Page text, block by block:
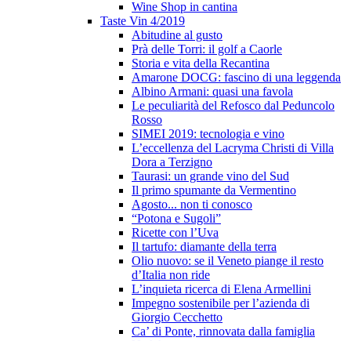
Wine Shop in cantina
Taste Vin 4/2019
Abitudine al gusto
Prà delle Torri: il golf a Caorle
Storia e vita della Recantina
Amarone DOCG: fascino di una leggenda
Albino Armani: quasi una favola
Le peculiarità del Refosco dal Peduncolo
Rosso
SIMEI 2019: tecnologia e vino
L’eccellenza del Lacryma Christi di Villa
Dora a Terzigno
Taurasi: un grande vino del Sud
Il primo spumante da Vermentino
Agosto... non ti conosco
“Potona e Sugoli”
Ricette con l’Uva
Il tartufo: diamante della terra
Olio nuovo: se il Veneto piange il resto
d’Italia non ride
L’inquieta ricerca di Elena Armellini
Impegno sostenibile per l’azienda di
Giorgio Cecchetto
Ca’ di Ponte, rinnovata dalla famiglia